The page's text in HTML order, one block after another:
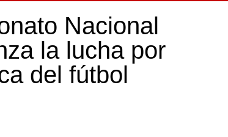
Nacional
la lucha por
del fútbol